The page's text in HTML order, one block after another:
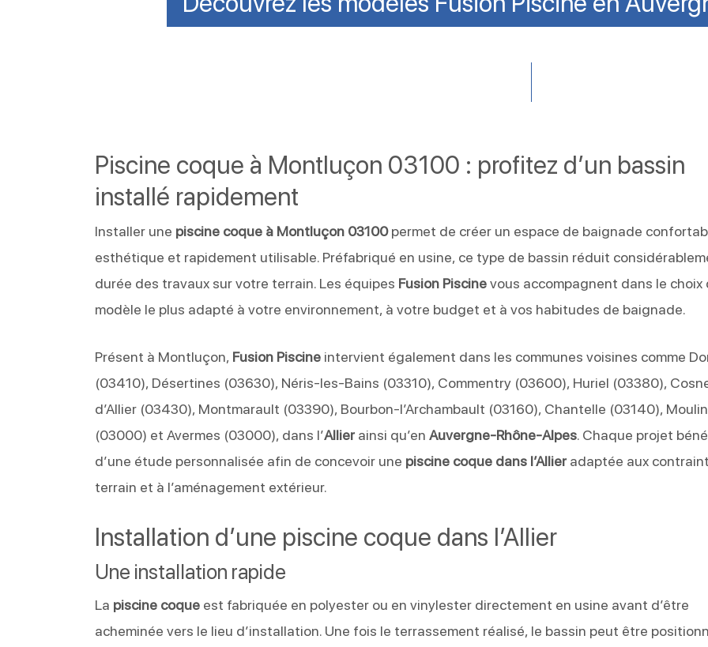
Piscine coque à Montluçon 03100 : profitez d’un bassin
installé rapidement
Installer une piscine coque à Montluçon 03100permet de créer un espace de baignade
esthétique et rapidement utilisable. Préfabriqué en usine, ce type de bassin réduit
durée des travaux sur votre terrain. Les équipes Fusion Piscinevous accompagnent dans le choix
modèle le plus adapté à votre environnement, à votre budget et à vos habitudes de baignade.
Présent à Montluçon, Fusion Piscine intervient également dans les communes voisines comme
(03410), Désertines (03630), Néris-les-Bains (03310), Commentry (03600), Huriel (03380),
d’Allier (03430), Montmarault (03390), Bourbon-l’Archambault (03160), Chantelle (03140),
(03000) et Avermes (03000), dans l’Allier ainsi qu’enAuvergne-Rhône-Alpes. Chaque projet
d’une étude personnalisée afin de concevoir une piscine coque dans l’Allier adaptée aux
terrain et à l’aménagement extérieur.
Installation d’une piscine coque dans l’Allier
Une installation rapide
La piscine coque est fabriquée en polyester ou en vinylester directement en usine avant d’être
acheminée vers le lieu d’installation. Une fois le terrassement réalisé, le bassin peut être